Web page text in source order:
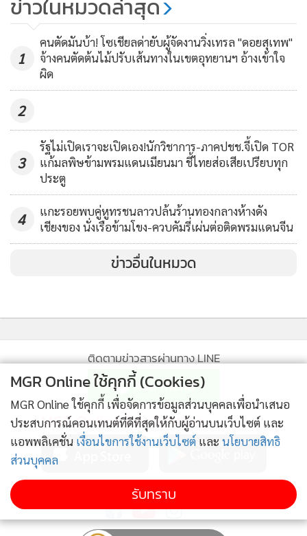
ภูเขาสูงซึ่งดินภูเขามีความชุ่มน้ำมาก โดยเฉพาะพื้นที่ในอำเภอ
บ่อเกลือ ในหลายหมู่บ้านที่มีความเสี่ยง อยู่ในหุบเขา และ
หมู่บ้านสะปัน ต.ดงพญา อ.บ่อเกลือ โดยทางกรมทหารพรานที่
32 มีโดรนขนาดใหญ่ที่พร้อมออกปฏิบัติการขึ้นบินเพื่อสำรวจ
หากเป็นพื้นที่การช่วยเหลือเข้าถึงไม่ได้
นายวรวิทย์ อินต๊ะใจ หัวหน้าสำนักป้องกันและบรรเทา
สาธารณภัยจังหวัดน่าน เปิดเผยว่า ขณะนี้ได้แจ้งเตือนผู้ประกอบ
การในหมู่บ้านสะปัน ต.ดงพญา อ.บ่อเกลือ รวมไปถึงแหล่งท่อง
เที่ยวที่มีความเสี่ยง อยู่เชิงเขา ที่ลาดเชิงเขา และริมน้ำ ให้ติดตาม
สถานการณ์อย่างใกล้ชิด และพร้อมช่วยเหลือนักท่องเที่ยวอพยพ
ไปยังจุดที่ทางหน่วยงานจัดเตรียมไว้หากเกิดสถานการณ์ที่รุนแรง
209
3 ป.บุกจับปลัด อ.สันทราย คา
วิทยาลัยการปกครอง เรียกรับค่า
ธรรมเนียมบัตรชมพูเกินจริงสะพัด
ข่าวในหมวดล่าสุด
1
คนตัดมันบ้า! โซเชียลด่ายับผู้จัดงานวิ่งเทรล "ดอยสุเทพ"
จ้างคนตัดต้นไม้ปรับเส้นทางในเขตอุทยานฯ อ้างเข้าใจ
ผิด
2
3
รัฐไม่เปิดเราจะเปิดเอง!นักวิชาการ-ภาคปชช.จี้เปิด TOR
แก้มลพิษข้ามพรมแดนเมียนมา ชี้ไทยส่อเสียเปรียบทุก
ประตู
4
แกะรอยพบคู่หูทรชนลาวปล้นร้านทองกลางห้างดัง
เชียงของ นั่งเรือข้ามโขง-ควบคัมรี่เผ่นต่อติดพรมแดนจีน
ข่าวอื่นในหมวด
ติดตามข่าวสารผ่านทาง LINE
MGR Online Application
ติดตาม MGR Online
MGR Online ใช้คุกกี้ (Cookies)
MGR Online ใช้คุกกี้ เพื่อจัดการข้อมูลส่วนบุคคลเพื่อนำเสนอ
ประสบการณ์คอนเทนต์ที่ดีที่สุดให้กับผู้อ่านบนเว็บไซต์ และ
แอพพลิเคชั่น เงื่อนไขการใช้งานเว็บไซต์ และ นโยบายสิทธิ
ส่วนบุคคล
รับทราบ